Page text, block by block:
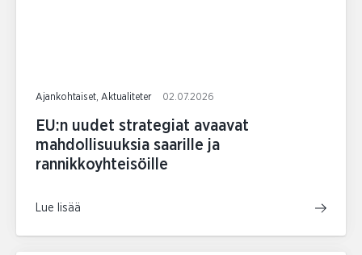
Ajankohtaiset, Aktualiteter 02.07.2026
EU:n uudet strategiat avaavat
mahdollisuuksia saarille ja
rannikkoyhteisöille
Lue lisää